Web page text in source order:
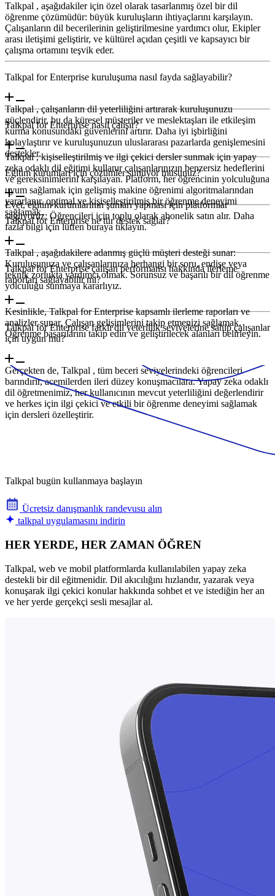
Talkpal , aşağıdakiler için özel olarak tasarlanmış özel bir dil
öğrenme çözümüdür: büyük kuruluşların ihtiyaçlarını karşılayın.
Çalışanların dil becerilerinin geliştirilmesine yardımcı olur, Ekipler
arası iletişimi geliştirir, ve kültürel açıdan çeşitli ve kapsayıcı bir
çalışma ortamını teşvik eder.
Talkpal for Enterprise kuruluşuma nasıl fayda sağlayabilir?
Talkpal , çalışanların dil yeterliliğini artırarak kuruluşunuzu
güçlendirir, bu da küresel müşteriler ve meslektaşları ile etkileşim
kurma konusundaki güvenlerini artırır. Daha iyi işbirliğini
kolaylaştırır ve kuruluşunuzun uluslararası pazarlarda genişlemesini
destekler.
Talkpal for Enterprise nasıl çalışır?
Talkpal , kişiselleştirilmiş ve ilgi çekici dersler sunmak için yapay
zeka odaklı dil eğitimi kullanır çalışanlarınızın benzersiz hedeflerini
ve gereksinimlerini karşılayan. Platform, her öğrencinin yolculuğuna
uyum sağlamak için gelişmiş makine öğrenimi algoritmalarından
yararlanır. optimal ve kişiselleştirilmiş bir öğrenme deneyimi
sağlamak.
Eğitim kurumları için çözümler sunuyor musunuz?
Evet, eğitim kurumlarının şunları yapması için platformlar
sağlıyoruz: Öğrencileri için toplu olarak abonelik satın alır. Daha
fazla bilgi için lütfen buraya tıklayın.
Talkpal for Enterprise ne tür destek sağlar?
Talkpal , aşağıdakilere adanmış güçlü müşteri desteği sunar:
Kuruluşunuza ve çalışanlarınıza herhangi bir soru, endişe veya
teknik zorlukta yardımcı olmak. Sorunsuz ve başarılı bir dil öğrenme
yolculuğu sunmaya kararlıyız.
Talkpal for Enterprise çalışan performansı hakkında ilerleme
raporları sağlayabilir mi?
Kesinlikle, Talkpal for Enterprise kapsamlı ilerleme raporları ve
analizler sunar, Çalışan gelişimlerini takip etmenizi sağlamak,
Öğrenme başarılarını takip edin ve geliştirilecek alanları belirleyin.
Talkpal for Enterprise farklı dil yeterlilik seviyelerine sahip çalışanlar
için uygun mu?
Gerçekten de, Talkpal , tüm beceri seviyelerindeki öğrencileri
barındırır, acemilerden ileri düzey konuşmacılara. Yapay zeka odaklı
dil öğretmenimiz, her kullanıcının mevcut yeterliliğini değerlendirir
ve herkes için ilgi çekici ve etkili bir öğrenme deneyimi sağlamak
için dersleri özelleştirir.
Talkpal bugün kullanmaya başlayın
Ücretsiz danışmanlık randevusu alın
talkpal uygulamasını indirin
HER YERDE, HER ZAMAN ÖĞREN
Talkpal, web ve mobil platformlarda kullanılabilen yapay zeka
destekli bir dil eğitmenidir. Dil akıcılığını hızlandır, yazarak veya
konuşarak ilgi çekici konular hakkında sohbet et ve istediğin her an
ve her yerde gerçekçi sesli mesajlar al.